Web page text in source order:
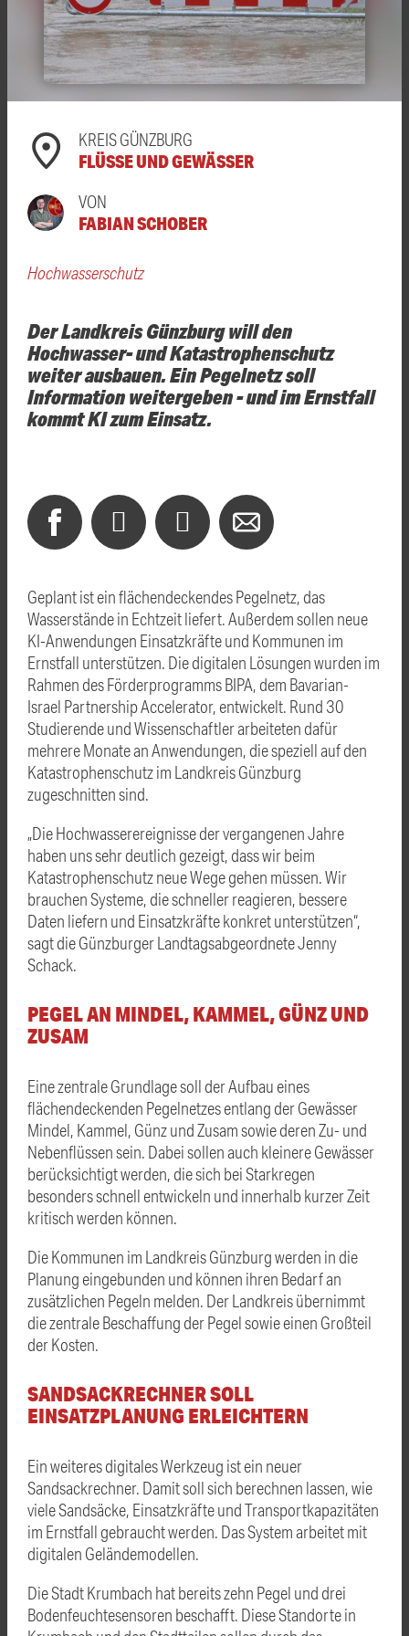
KREIS GÜNZBURG
FLÜSSE UND GEWÄSSER
VON
FABIAN SCHOBER
Hochwasserschutz
Der Landkreis Günzburg will den
Hochwasser- und Katastrophenschutz
weiter ausbauen. Ein Pegelnetz soll
Information weitergeben - und im Ernstfall
kommt KI zum Einsatz.
Geplant ist ein flächendeckendes Pegelnetz, das
Wasserstände in Echtzeit liefert. Außerdem sollen neue
KI-Anwendungen Einsatzkräfte und Kommunen im
Ernstfall unterstützen. Die digitalen Lösungen wurden im
Rahmen des Förderprogramms BIPA, dem Bavarian-
Israel Partnership Accelerator, entwickelt. Rund 30
Studierende und Wissenschaftler arbeiteten dafür
mehrere Monate an Anwendungen, die speziell auf den
Katastrophenschutz im Landkreis Günzburg
zugeschnitten sind.
„Die Hochwasserereignisse der vergangenen Jahre
haben uns sehr deutlich gezeigt, dass wir beim
Katastrophenschutz neue Wege gehen müssen. Wir
brauchen Systeme, die schneller reagieren, bessere
Daten liefern und Einsatzkräfte konkret unterstützen“,
sagt die Günzburger Landtagsabgeordnete Jenny
Schack.
PEGEL AN MINDEL, KAMMEL, GÜNZ UND
ZUSAM
Eine zentrale Grundlage soll der Aufbau eines
flächendeckenden Pegelnetzes entlang der Gewässer
Mindel, Kammel, Günz und Zusam sowie deren Zu- und
Nebenflüssen sein. Dabei sollen auch kleinere Gewässer
berücksichtigt werden, die sich bei Starkregen
besonders schnell entwickeln und innerhalb kurzer Zeit
kritisch werden können.
Die Kommunen im Landkreis Günzburg werden in die
Planung eingebunden und können ihren Bedarf an
zusätzlichen Pegeln melden. Der Landkreis übernimmt
die zentrale Beschaffung der Pegel sowie einen Großteil
der Kosten.
SANDSACKRECHNER SOLL
EINSATZPLANUNG ERLEICHTERN
Ein weiteres digitales Werkzeug ist ein neuer
Sandsackrechner. Damit soll sich berechnen lassen, wie
viele Sandsäcke, Einsatzkräfte und Transportkapazitäten
im Ernstfall gebraucht werden. Das System arbeitet mit
digitalen Geländemodellen.
Die Stadt Krumbach hat bereits zehn Pegel und drei
Bodenfeuchtesensoren beschafft. Diese Standorte in